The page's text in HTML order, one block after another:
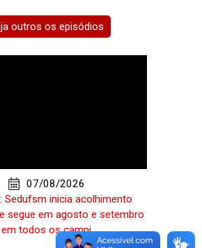
outros os episódios
07/08/2026
Sedufsm inicia acolhimento
segue em agosto e setembro
em todos os campi